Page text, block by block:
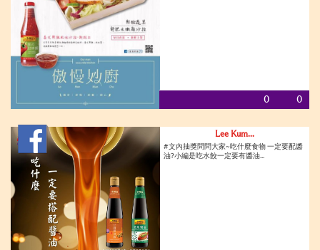
0 0
Lee Kum...
#文內抽獎問問大家~吃什麼食物 一定要配醬
油?小編是吃水餃一定要有醬油...